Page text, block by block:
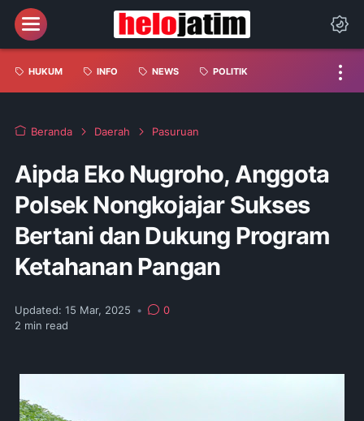
HUKUM INFO NEWS POLITIK
Beranda Daerah Pasuruan
Aipda Eko Nugroho, Anggota
Polsek Nongkojajar Sukses
Bertani dan Dukung Program
Ketahanan Pangan
Updated: 15 Mar, 2025 •
0
2 min read